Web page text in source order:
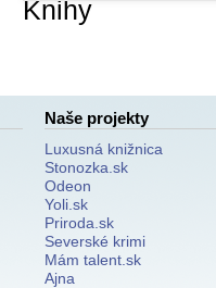
Knihy
Naše projekty
Luxusná knižnica
Stonozka.sk
Odeon
Yoli.sk
Priroda.sk
Severské krimi
Mám talent.sk
Ajna